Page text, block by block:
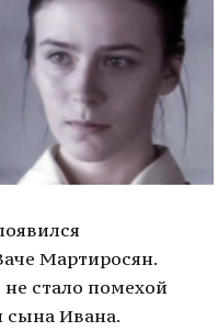
Мартиросян.
стало помехой
сына Ивана.